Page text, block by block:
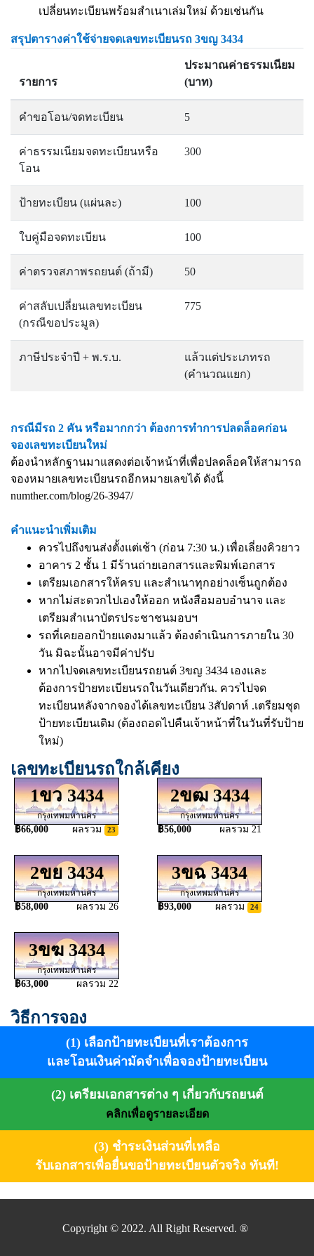
เปลี่ยนทะเบียนพร้อมสำเนาเล่มใหม่ ด้วยเช่นกัน
สรุปตารางค่าใช้จ่ายจดเลขทะเบียนรถ 3ขญ 3434
รายการ
ประมาณค่าธรรมเนียม
(บาท)
คำขอโอน/จดทะเบียน 5
ค่าธรรมเนียมจดทะเบียนหรือ
โอน
300
ป้ายทะเบียน (แผ่นละ) 100
ใบคู่มือจดทะเบียน 100
ค่าตรวจสภาพรถยนต์ (ถ้ามี) 50
ค่าสลับเปลี่ยนเลขทะเบียน
(กรณีขอประมูล)
775
ภาษีประจำปี + พ.ร.บ.
แล้วแต่ประเภทรถ
(คำนวณแยก)
กรณีมีรถ 2 คัน หรือมากกว่า ต้องการทำการปลดล็อคก่อน
จองเลขทะเบียนใหม่
ต้องนำหลักฐานมาแสดงต่อเจ้าหน้าที่เพื่อปลดล็อคให้สามารถ
จองหมายเลขทะเบียนรถอีกหมายเลขได้ ดังนี้
numther.com/blog/26-3947/
คำแนะนำเพิ่มเติม
ควรไปถึงขนส่งตั้งแต่เช้า (ก่อน 7:30 น.) เพื่อเลี่ยงคิวยาว
อาคาร 2 ชั้น 1 มีร้านถ่ายเอกสารและพิมพ์เอกสาร
เตรียมเอกสารให้ครบ และสำเนาทุกอย่างเซ็นถูกต้อง
หากไม่สะดวกไปเองให้ออก หนังสือมอบอำนาจ และ
เตรียมสำเนาบัตรประชาชนมอบฯ
รถที่เคยออกป้ายแดงมาแล้ว ต้องดำเนินการภายใน 30
วัน มิฉะนั้นอาจมีค่าปรับ
หากไปจดเลขทะเบียนรถยนต์ 3ขญ 3434 เองและ
ต้องการป้ายทะเบียนรถในวันเดียวกัน. ควรไปจด
ทะเบียนหลังจากจองได้เลขทะเบียน 3สัปดาห์ .เตรียมชุด
ป้ายทะเบียนเดิม (ต้องถอดไปคืนเจ้าหน้าที่ในวันที่รับป้าย
ใหม่)
เลขทะเบียนรถใกล้เคียง
1ขว 3434
กรุงเทพมหานคร
฿66,000 ผลรวม 23
2ขฒ 3434
กรุงเทพมหานคร
฿56,000 ผลรวม 21
2ขย 3434
กรุงเทพมหานคร
฿58,000 ผลรวม 26
3ขฉ 3434
กรุงเทพมหานคร
฿93,000 ผลรวม 24
3ขฆ 3434
กรุงเทพมหานคร
฿63,000 ผลรวม 22
วิธีการจอง
(1) เลือกป้ายทะเบียนที่เราต้องการ
และโอนเงินค่ามัดจำเพื่อจองป้ายทะเบียน
(2) เตรียมเอกสารต่าง ๆ เกี่ยวกับรถยนต์
คลิกเพื่อดูรายละเอียด
(3) ชำระเงินส่วนที่เหลือ
รับเอกสารเพื่อยื่นขอป้ายทะเบียนตัวจริง ทันที!
Copyright © 2022. All Right Reserved. ®